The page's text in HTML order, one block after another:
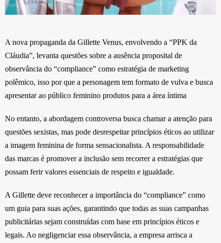
A nova propaganda da Gillette Venus, envolvendo a “PPK da
Cláudia”, levanta questões sobre a ausência proposital de
observância do “compliance” como estratégia de marketing
polêmico, isso por que a personagem tem formato de vulva e busca
apresentar ao público feminino produtos para a área íntima
No entanto, a abordagem controversa busca chamar a atenção para
questões sexistas, mas pode desrespeitar princípios éticos ao utilizar
a imagem feminina de forma sensacionalista. A responsabilidade
das marcas é promover a inclusão sem recorrer a estratégias que
possam ferir valores essenciais de respeito e igualdade.
A Gillette deve reconhecer a importância do “compliance” como
um guia para suas ações, garantindo que todas as suas campanhas
publicitárias sejam construídas com base em princípios éticos e
legais. Ao negligenciar essa observância, a empresa arrisca a